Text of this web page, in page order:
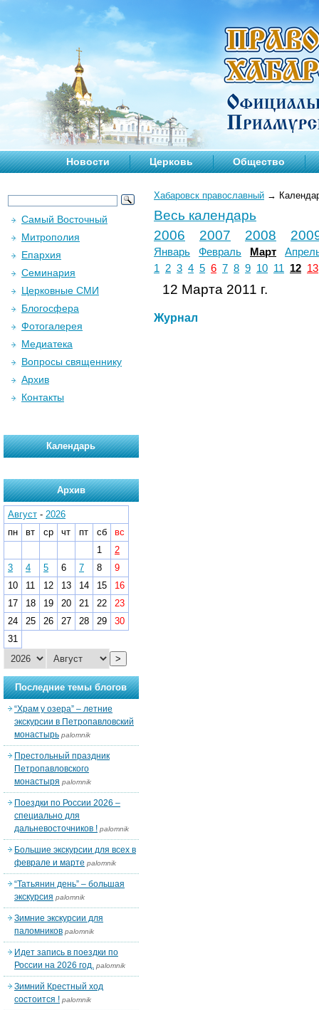
Новости Церковь Общество
Хабаровск православный →
Весь календарь
2006
2007 2008
Январь Февраль Март
1
2 3 4 5 6 7 8 9 10 11 12 13
12 Марта 2011 г.
Журнал
Самый Восточный
Митрополия
Епархия
Семинария
Церковные СМИ
Блогосфера
Фотогалерея
Медиатека
Вопросы священнику
Архив
Контакты
Календарь
Архив
Август - 2026
пн
вт ср чт пт сб
вс
1
2
3
4 5 6 7 8
9
10
11 12 13 14 15
16
17
18 19 20 21 22
23
24
25 26 27 28 29
30
31
>
Последние темы блогов
“Храм у озера” – летние
экскурсии в Петропавловский
монастырь palomnik
Престольный праздник
Петропавловского
монастыря palomnik
Поездки по России 2026 –
специально для
дальневосточников ! palomnik
Большие экскурсии для всех в
феврале и марте palomnik
“Татьянин день” – большая
экскурсия palomnik
Зимние экскурсии для
паломников palomnik
Идет запись в поездки по
России на 2026 год. palomnik
Зимний Крестный ход
состоится ! palomnik